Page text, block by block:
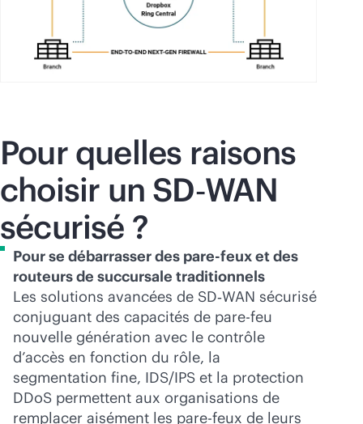
Pour quelles raisons
choisir un SD‑WAN
sécurisé ?
Pour se débarrasser des pare-feux et des
routeurs de succursale traditionnels
Les solutions avancées de SD‑WAN sécurisé
conjuguant des capacités de pare-feu
nouvelle génération avec le contrôle
d’accès en fonction du rôle, la
segmentation fine, IDS/IPS et la protection
DDoS permettent aux organisations de
remplacer aisément les pare-feux de leurs